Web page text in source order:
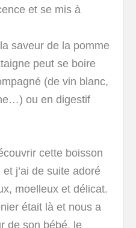
et se mis à
saveur de la pomme
peut se boire
(de vin blanc,
ou en digestif
cette boisson
j’ai de suite adoré
moelleux et délicat.
était là et nous a
de son bébé, le